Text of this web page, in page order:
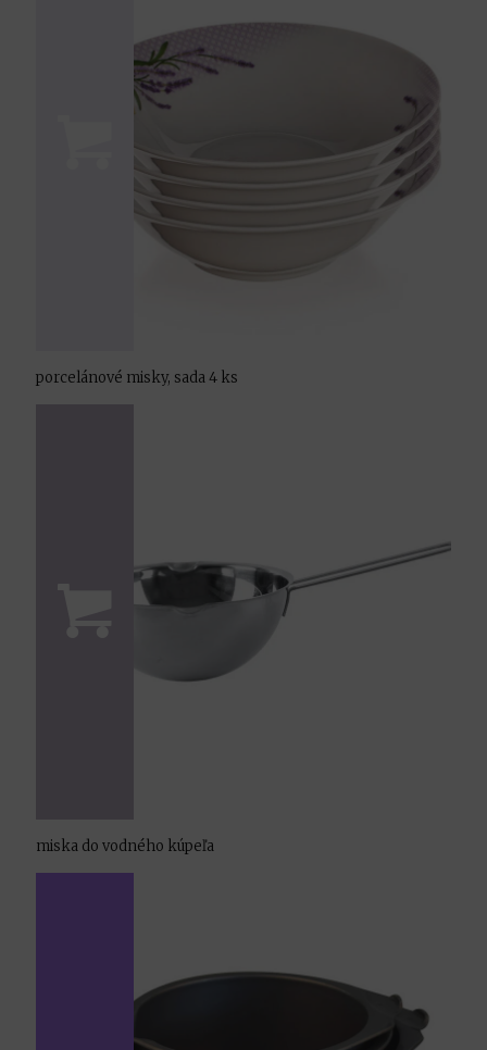
porcelánové misky, sada 4 ks
miska do vodného kúpeľa